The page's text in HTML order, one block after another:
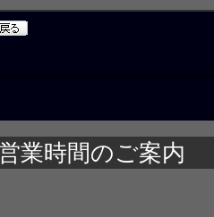
業時間のご案内